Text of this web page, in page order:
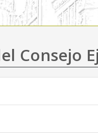
Consejo